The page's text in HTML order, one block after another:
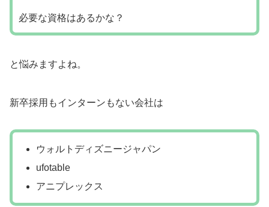
必要な資格はあるかな？
と悩みますよね。
新卒採用もインターンもない会社は
ウォルトディズニージャパン
ufotable
アニプレックス